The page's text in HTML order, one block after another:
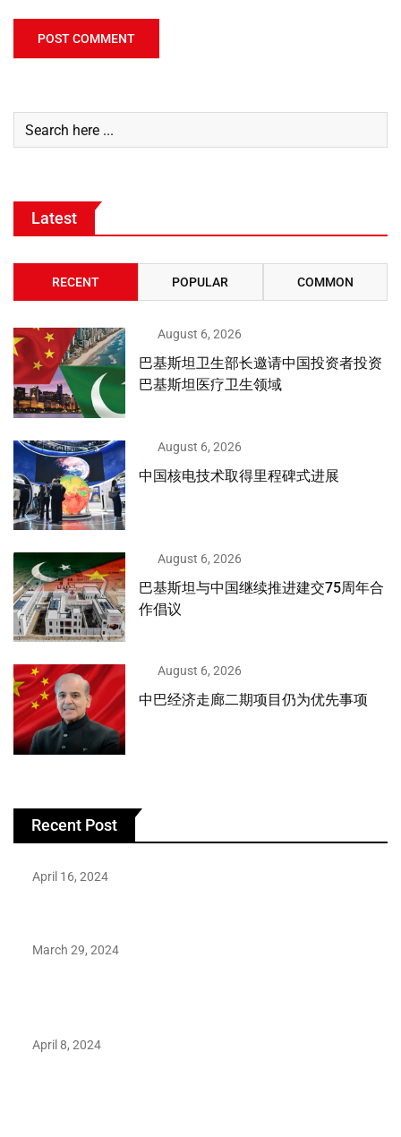
Latest
RECENT POPULAR COMMON
August 6, 2026
巴基斯坦卫生部长邀请中国投资者投资
巴基斯坦医疗卫生领域
August 6, 2026
中国核电技术取得里程碑式进展
August 6, 2026
巴基斯坦与中国继续推进建交75周年合
作倡议
August 6, 2026
中巴经济走廊二期项目仍为优先事项
Recent Post
April 16, 2024
March 29, 2024
April 8, 2024